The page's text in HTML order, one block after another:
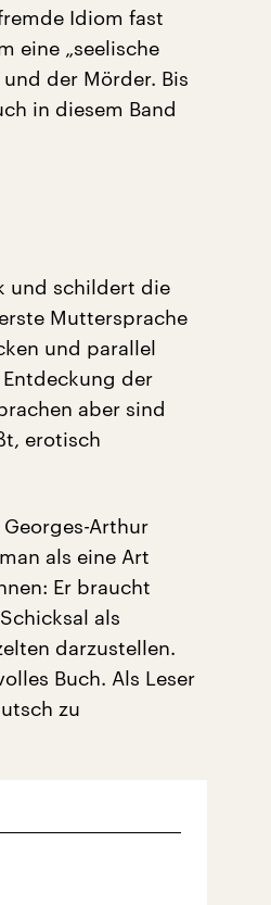
Idiom fast
eine „seelische
der Mörder. Bis
in diesem Band
und schildert die
Muttersprache
und parallel
der
aber sind
erotisch
Arthur
als eine Art
Er braucht
als
darzustellen.
Buch. Als Leser
zu